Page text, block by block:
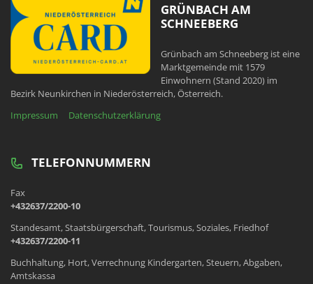
GRÜNBACH AM
SCHNEEBERG
Grünbach am Schneeberg ist eine
Marktgemeinde mit 1579
Einwohnern (Stand 2020) im
Bezirk Neunkirchen in Niederösterreich, Österreich.
Impressum
Datenschutzerklärung
TELEFONNUMMERN
Fax
+432637/2200-10
Standesamt, Staatsbürgerschaft, Tourismus, Soziales, Friedhof
+432637/2200-11
Buchhaltung, Hort, Verrechnung Kindergarten, Steuern, Abgaben,
Amtskassa